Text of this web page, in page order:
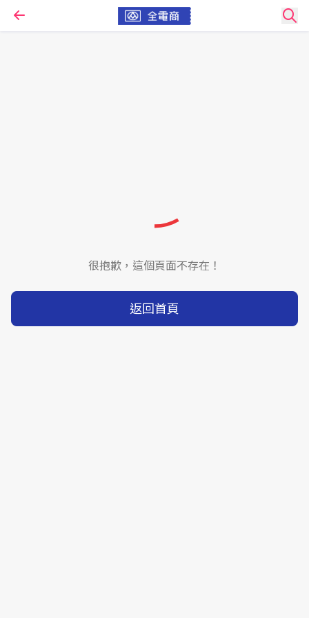
很抱歉，這個頁面不存在！
返回首頁